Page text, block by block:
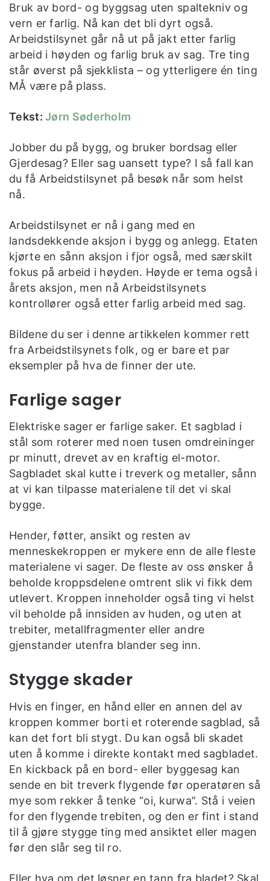
Bruk av bord- og byggsag uten spaltekniv og
vern er farlig. Nå kan det bli dyrt også.
Arbeidstilsynet går nå ut på jakt etter farlig
arbeid i høyden og farlig bruk av sag. Tre ting
står øverst på sjekklista – og ytterligere én ting
MÅ være på plass.
Tekst:Jørn Søderholm
Jobber du på bygg, og bruker bordsag eller
Gjerdesag? Eller sag uansett type? I så fall kan
du få Arbeidstilsynet på besøk når som helst
nå.
Arbeidstilsynet er nå i gang med en
landsdekkende aksjon i bygg og anlegg. Etaten
kjørte en sånn aksjon i fjor også, med særskilt
fokus på arbeid i høyden. Høyde er tema også i
årets aksjon, men nå Arbeidstilsynets
kontrollører også etter farlig arbeid med sag.
Bildene du ser i denne artikkelen kommer rett
fra Arbeidstilsynets folk, og er bare et par
eksempler på hva de finner der ute.
Farlige sager
Elektriske sager er farlige saker. Et sagblad i
stål som roterer med noen tusen omdreininger
pr minutt, drevet av en kraftig el-motor.
Sagbladet skal kutte i treverk og metaller, sånn
at vi kan tilpasse materialene til det vi skal
bygge.
Hender, føtter, ansikt og resten av
menneskekroppen er mykere enn de alle fleste
materialene vi sager. De fleste av oss ønsker å
beholde kroppsdelene omtrent slik vi fikk dem
utlevert. Kroppen inneholder også ting vi helst
vil beholde på innsiden av huden, og uten at
trebiter, metallfragmenter eller andre
gjenstander utenfra blander seg inn.
Stygge skader
Hvis en finger, en hånd eller en annen del av
kroppen kommer borti et roterende sagblad, så
kan det fort bli stygt. Du kan også bli skadet
uten å komme i direkte kontakt med sagbladet.
En kickback på en bord- eller byggesag kan
sende en bit treverk flygende før operatøren så
mye som rekker å tenke “oi, kurwa”. Stå i veien
for den flygende trebiten, og den er fint i stand
til å gjøre stygge ting med ansiktet eller magen
før den slår seg til ro.
Eller hva om det løsner en tann fra bladet? Skal